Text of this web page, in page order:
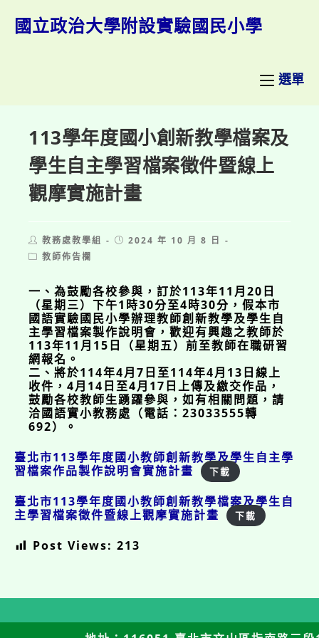
國立政治大學附設實驗國民小學
選單
113學年度國小創新教學檔案及
學生自主學習檔案徵件暨線上
觀摩實施計畫
Post
author:
教務處教學組
Post2024 年 10 月 8 日
Post教師佈告欄
一、為鼓勵各校參與，訂於113年11月20日
（星期三）下午1時30分至4時30分，假本市
國語實驗國民小學辦理教師創新教學及學生自
主學習檔案製作說明會，歡迎有興趣之教師於
113年11月15日（星期五）前至教師在職研習
網報名。
二、將於114年4月7日至114年4月13日線上
收件，4月14日至4月17日上傳及繳交作品，
鼓勵各校教師生踴躍參與，如有相關問題，請
洽國語實小教務處（電話：23033555轉
692）。
臺北市113學年度國小教師創新教學及學生自主學
習檔案作品製作說明會實施計畫
下載
臺北市113學年度國小教師創新教學檔案及學生自
主學習檔案徵件暨線上觀摩實施計畫
下載
Post Views: 213